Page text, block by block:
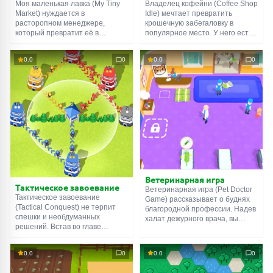
Моя маленькая лавка (My Tiny
Market) нуждается в
расторопном менеджере,
который превратит её в
заполнить товарами полки,
обслужить первых покупателей,
нанять кассира. Затем
наладить собственное
производство, привлечь
фермеров и работников зала.
Задач будет становиться всё
больше, но и вознаграждение
значительно возрастёт.
Владелец кофейни (Coffee Shop
Idle) мечтает превратить
крошечную забегаловку в
популярное место. У него есть
помещение. Для начала нужно
поставить кассу, нанять
кассира, купить кофемашину.
На первых порах придётся
самому подавать напитки и
убирать за посетителями. В
будущем персонал заведения
расширится: появятся
работники зала и кадровики.
0.0 0
Тактическое завоевание
Тактическое завоевание
(Tactical Conquest) не терпит
спешки и необдуманных
решений. Встав во главе
направлять солдат на захват
дотов и шахт, сторожевых
вышек и танковых заводов.
0.0 0
Ветеринарная игра
Ветеринарная игра (Pet Doctor
Game) рассказывает о буднях
благородной профессии. Надев
халат дежурного врача, вы
койках и выдавать лекарства.
Заработанные деньги нужно
тратить на покупку новых
0.0 0 0.0 0